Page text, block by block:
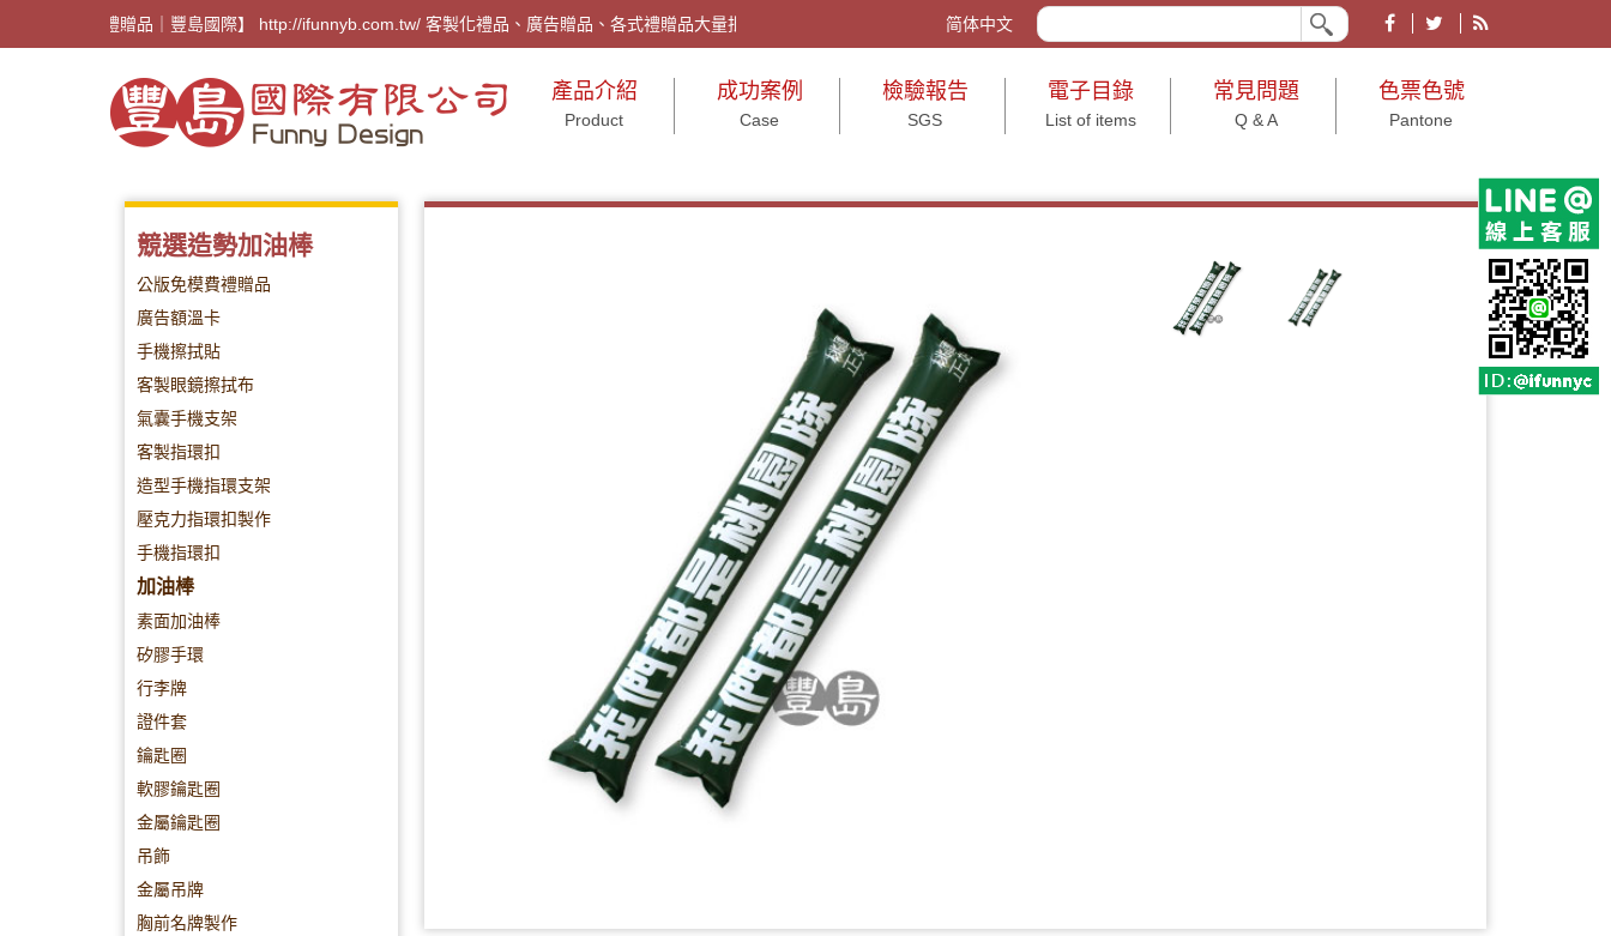
【廣告禮贈品｜豐島國際】 http://ifunnyb.com.tw/ 客製化禮品、廣告贈品、各式禮贈品大量批發與包裝、活動送禮、打造企業形象皆宜。有各大節慶、文具、結婚小物、年節及年終尾牙等用途之禮品贈品。
简体中文
產品介紹
Product
成功案例
Case
檢驗報告
SGS
電子目錄
List of items
常見問題
Q & A
色票色號
Pantone
競選造勢加油棒
公版免模費禮贈品
廣告額溫卡
手機擦拭貼
客製眼鏡擦拭布
氣囊手機支架
客製指環扣
造型手機指環支架
壓克力指環扣製作
手機指環扣
加油棒
素面加油棒
矽膠手環
行李牌
證件套
鑰匙圈
軟膠鑰匙圈
金屬鑰匙圈
吊飾
金屬吊牌
胸前名牌製作